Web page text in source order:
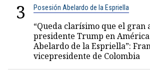
3 Posesión Abelardo de la Espriella
“Queda clarísimo que el gran
presidente Trump en
Abelardo de la Espriella”:
vicepresidente de Colombia